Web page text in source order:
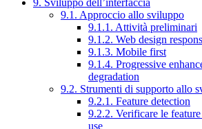
9. Sviluppo dell’interfaccia
9.1. Approccio allo sviluppo
9.1.1. Attività preliminari
9.1.2. Web design
9.1.3. Mobile first
9.1.4. Progressive
degradation
9.2. Strumenti di supporto allo
9.2.1. Feature detection
9.2.2. Verificare le
use